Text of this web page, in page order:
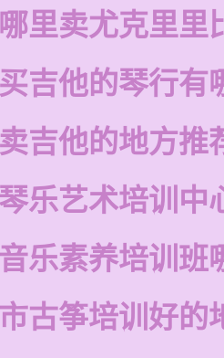
里卖尤克里里
吉他的琴行有
吉他的地方推
乐艺术培训中
乐素养培训班
古筝培训好的